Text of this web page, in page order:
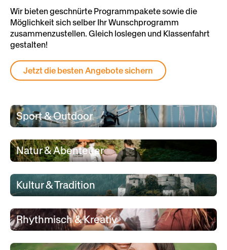
Wir bieten geschnürte Programmpakete sowie die
Möglichkeit sich selber Ihr Wunschprogramm
zusammenzustellen. Gleich loslegen und Klassenfahrt
gestalten!
Jetzt die besten Angebote sichern
Sport & Outdoor
Natur & Abenteuer
Kultur & Tradition
Rhythmisch & Kreativ